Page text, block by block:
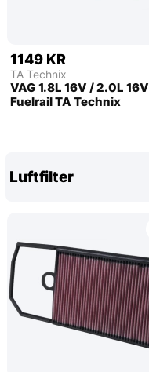
1149 KR
TA Technix
VAG 1.8L 16V / 2.0L 16V
Fuelrail TA Technix
Luftfilter